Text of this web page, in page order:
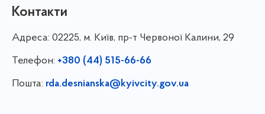
Контакти
Адреса: 02225, м. Київ, пр-т Червоної Калини, 29
Телефон: +380 (44) 515-66-66
Пошта: rda.desnianska@kyivcity.gov.ua